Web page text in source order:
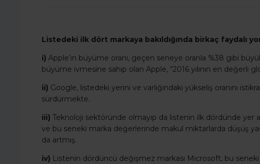
Listedeki ilk dört markaya bakıldığında birkaç faydalı
i) Apple’ın büyüme oranı, geçen seneye oranla %38 gibi
büyüme ivmesine sahip olan Apple, “2016 yılının en değerli
ii) Google, listedeki yerini ve varlığındaki yükseliş oranını
sürdürmekte.
iii) Teknoloji sektöründe olmayıp da listenin ilk dördünde yer
ve bu seneki marka değerlerinde makul miktarlarda düşüş
da artmış.
iv) Listenin dördüncü değişmez markası Microsoft, bu